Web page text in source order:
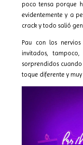
poco tensa porque
evidentemente y a
crack y todo salió
Pau con los
invitados,
sorprendidos
toque diferente y